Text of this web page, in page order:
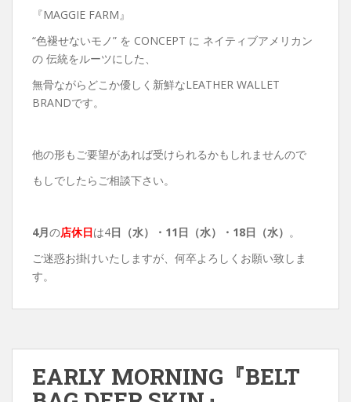
『MAGGIE FARM』
“色褪せないモノ” を CONCEPT に ネイティブアメリカン
の 伝統をルーツにした、
無骨ながらどこか優しく新鮮なLEATHER WALLET
BRANDです。
他の形もご要望があれば受けられるかもしれませんので
もしでしたらご相談下さい。
4月の店休日は4日（水）・ 11日（水）・18日（水） 。
ご迷惑お掛けいたしますが、何卒よろしくお願い致しま
す。
EARLY MORNING『BELT